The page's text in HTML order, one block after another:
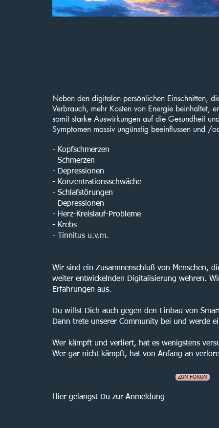
Neben den digitalen persönlichen Einschnitten,
Verbrauch, mehr Kosten von Energie beinhaltet,
somit starke Auswirkungen auf die Gesundheit
Symptomen massiv ungünstig beeinflussen und /
- Kopfschmerzen
- Schmerzen
- Depressionen
- Konzentrationsschwäche
- Schlafstörungen
- Depressionen
- Herz-Kreislauf-Probleme
- Krebs
- Tinnitus u.v.m.
Wir sind ein Zusammenschluß von Menschen,
weiter entwickelnden Digitalisierung wehren.
Erfahrungen aus.
Du willst Dich auch gegen den Einbau von
Dann trete unserer Community bei und werde
Wer kämpft und verliert, hat es wenigstens
Wer gar nicht kämpft, hat von Anfang an
Hier gelangst Du zur Anmeldung
ZUM FORUM